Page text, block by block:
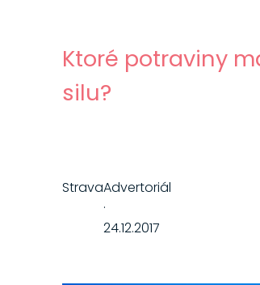
Ktoré potraviny
silu?
StravaAdvertoriál
·
24.12.2017